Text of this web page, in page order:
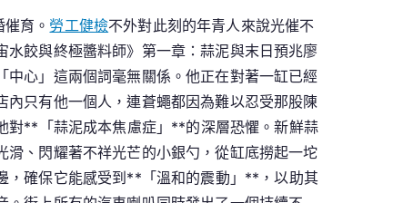
育。 勞工健檢不外對此刻的年青人來說光催不
餃與終極醬料師》第一章：蒜泥與末日預兆廖
心」這兩個詞毫無關係。他正在對著一缸已經
只有他一個人，連蒼蠅都因為難以忍受那股陳
對**「蒜泥成本焦慮症」**的深層恐懼。新鮮蒜
、閃耀著不祥光芒的小銀勺，從缸底撈起一坨
，確保它能感受到**「溫和的震動」**，以助其